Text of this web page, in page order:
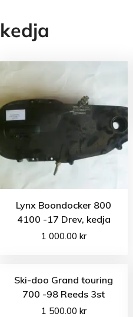
kedja
Lynx Boondocker 800
4100 -17 Drev, kedja
1 000.00 kr
Ski-doo Grand touring
700 -98 Reeds 3st
1 500.00 kr